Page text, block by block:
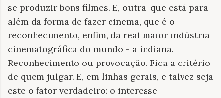
se produzir bons filmes. E, outra, que está para
além da forma de fazer cinema, que é o
reconhecimento, enfim, da real maior indústria
cinematográfica do mundo - a indiana.
Reconhecimento ou provocação. Fica a critério
de quem julgar. E, em linhas gerais, e talvez seja
este o fator verdadeiro: o interesse